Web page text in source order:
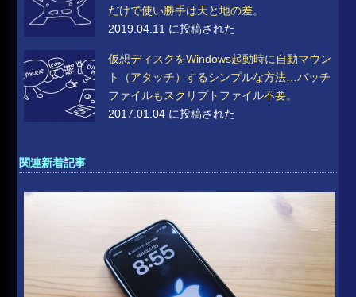
だけで使い勝手は天と地の差。
2019.04.11 に投稿された
仮想ディスクをWindows起動時に自動マウン
ト（アタッチ）するシンプルな方法…バッチ
ファイルもスクリプトファイル不要。
2017.01.04 に投稿された
関連新着記事